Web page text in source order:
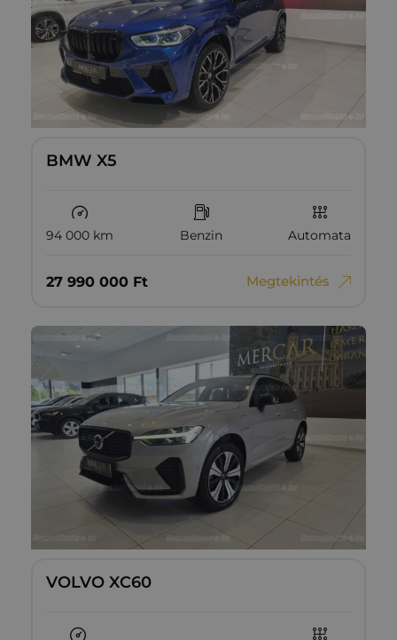
BMW X5
94 000 km Benzin Automata
27‏‏‎ ‎990‏‏‎ ‎000 Ft Megtekintés
VOLVO XC60